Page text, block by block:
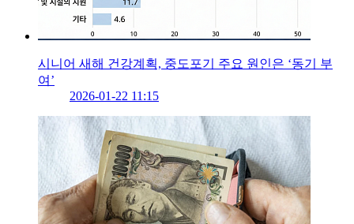
시니어 새해 건강계획, 중도포기 주요 원인은 ‘동기 부
여’
2026-01-22 11:15